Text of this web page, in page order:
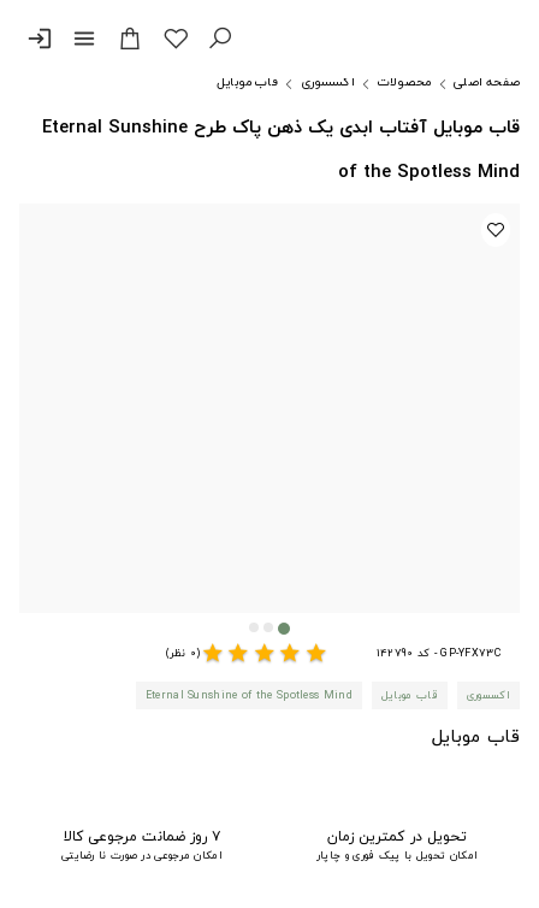
menu
login
صفحه اصلی محصولات اکسسوری قاب موبایل
قاب موبایل آفتاب ابدی یک ذهن پاک طرح Eternal Sunshine
of the Spotless Mind
GP-YFX73C - کد 142790 star
star
star
star
star(0 نظر)
اکسسوری قاب موبایل Eternal Sunshine of the Spotless Mind
قاب موبایل
تحویل در کمترین زمان
امکان تحویل با پیک فوری و چاپار
۷ روز ضمانت مرجوعی کالا
امکان مرجوعی در صورت نا رضایتی